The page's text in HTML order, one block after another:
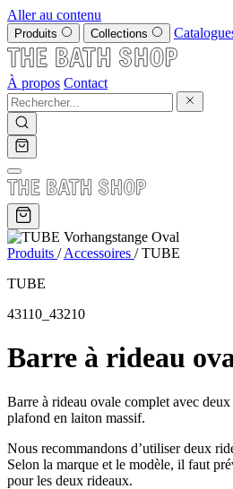
Aller au contenu
Produits Collections
À propos Contact
Produits / Accessoires / TUBE
TUBE
43110_43210
Barre à rideau
Barre à rideau ovale complet avec
plafond en laiton massif.
Nous recommandons d’utiliser deux
Selon la marque et le modèle, il faut
pour les deux rideaux.